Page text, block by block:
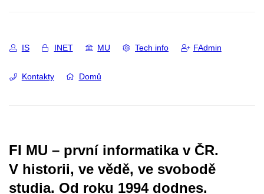
IS INET MU Tech info FAdmin
Kontakty Domů
FI MU – první informatika v ČR.
V historii, ve vědě, ve svobodě
studia. Od roku 1994 dodnes.